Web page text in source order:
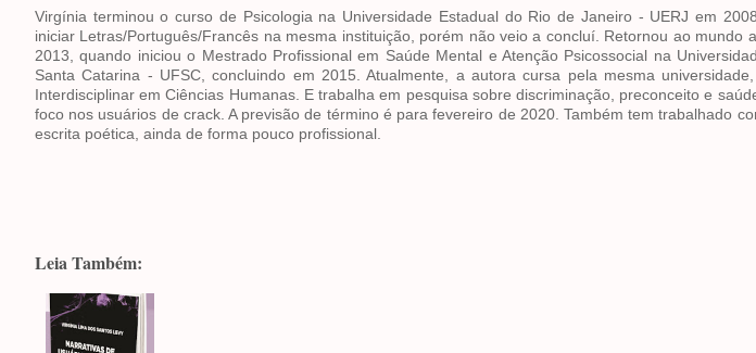
Virgínia terminou o curso de Psicologia na Universidade Estadual do Rio de Janeiro - UERJ em
iniciar Letras/Português/Francês na mesma instituição, porém não veio a concluí. Retornou ao mundo
2013, quando iniciou o Mestrado Profissional em Saúde Mental e Atenção Psicossocial na
Santa Catarina - UFSC, concluindo em 2015. Atualmente, a autora cursa pela mesma
Interdisciplinar em Ciências Humanas. E trabalha em pesquisa sobre discriminação, preconceito e
foco nos usuários de crack. A previsão de término é para fevereiro de 2020. Também tem trabalhado
escrita poética, ainda de forma pouco profissional.
Leia Também: